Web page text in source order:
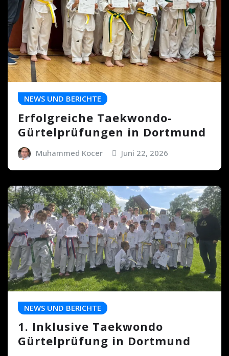
NEWS UND BERICHTE
Erfolgreiche Taekwondo-
Gürtelprüfungen in Dortmund
Muhammed Kocer Juni 22, 2026
NEWS UND BERICHTE
1. Inklusive Taekwondo
Gürtelprüfung in Dortmund